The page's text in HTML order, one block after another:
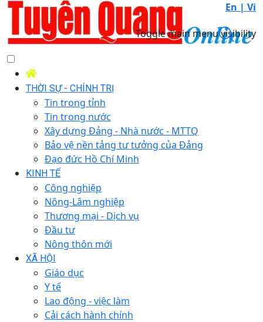
En | Vi
Toggle main menu visibility
THỜI SỰ - CHÍNH TRỊ
Tin trong tỉnh
Tin trong nước
Xây dựng Đảng - Nhà nước - MTTQ
Bảo vệ nền tảng tư tưởng của Đảng
Đạo đức Hồ Chí Minh
KINH TẾ
Công nghiệp
Nông-Lâm nghiệp
Thương mại - Dịch vụ
Đầu tư
Nông thôn mới
XÃ HỘI
Giáo dục
Y tế
Lao động - việc làm
Cải cách hành chính